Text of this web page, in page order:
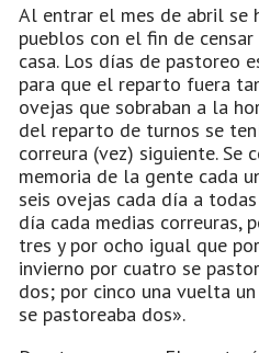
Al entrar el mes de abril se
pueblos con el fin de
casa. Los días de pastoreo
para que el reparto fuera
ovejas que sobraban a la
del reparto de turnos se
correura (vez) siguiente. Se
memoria de la gente cada
seis ovejas cada día a
día cada medias correuras,
tres y por ocho igual que
invierno por cuatro se
dos; por cinco una vuelta
se pastoreaba dos».